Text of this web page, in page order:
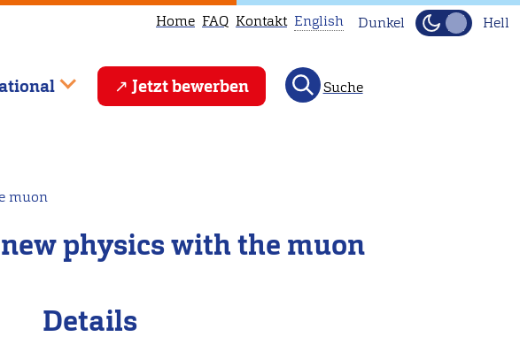
Home FAQ Kontakt
This
page
Head
English Dunkel Hell
Jetzt bewerben Suche
muon
physics with the muon
Details